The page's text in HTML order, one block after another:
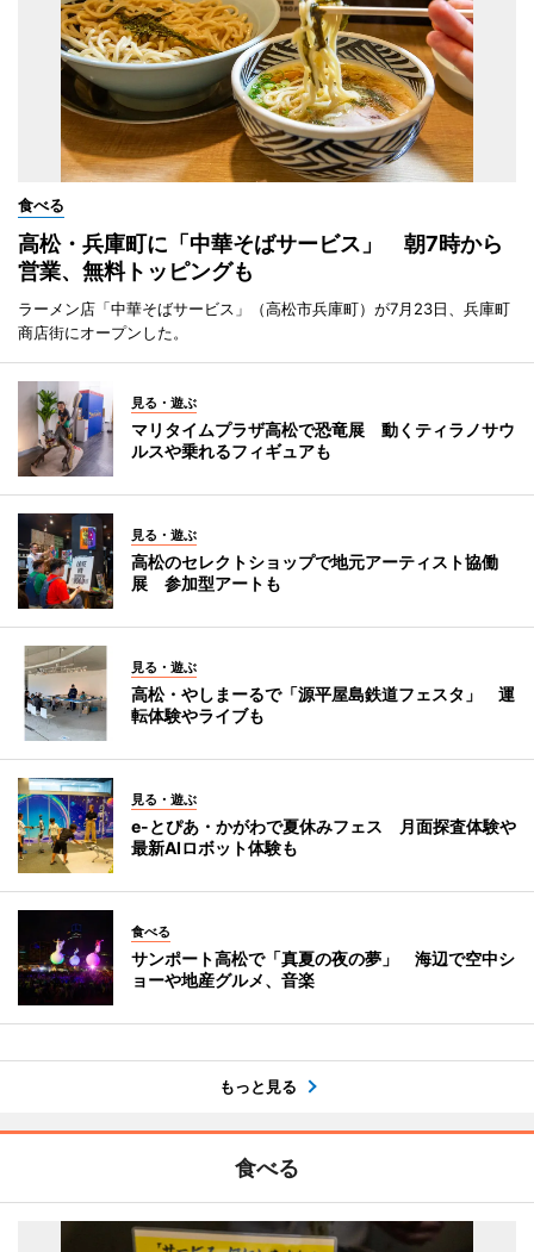
食べる
高松・兵庫町に「中華そばサービス」 朝7時から
営業、無料トッピングも
ラーメン店「中華そばサービス」（高松市兵庫町）が7月23日、兵庫町
商店街にオープンした。
見る・遊ぶ
マリタイムプラザ高松で恐竜展 動くティラノサウ
ルスや乗れるフィギュアも
見る・遊ぶ
高松のセレクトショップで地元アーティスト協働
展 参加型アートも
見る・遊ぶ
高松・やしまーるで「源平屋島鉄道フェスタ」 運
転体験やライブも
見る・遊ぶ
e-とぴあ・かがわで夏休みフェス 月面探査体験や
最新AIロボット体験も
食べる
サンポート高松で「真夏の夜の夢」 海辺で空中シ
ョーや地産グルメ、音楽
もっと見る
食べる